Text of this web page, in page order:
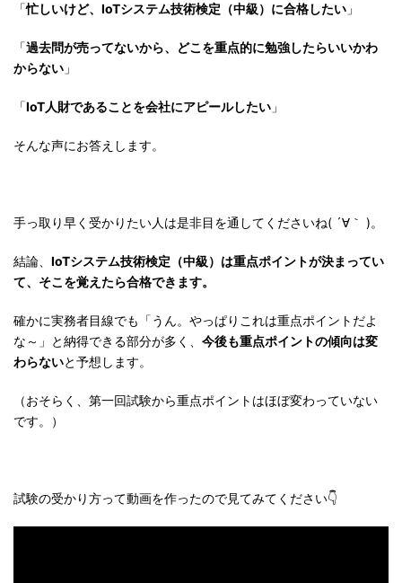
「忙しいけど、IoTシステム技術検定（中級）に合格したい 」
「過去問が売ってないから、どこを重点的に勉強したらいいかわ
からない 」
「IoT人財であることを会社にアピールしたい 」
そんな声にお答えします。
手っ取り早く受かりたい人は是非目を通してくださいね( ´∀｀ )。
結論、 IoTシステム技術検定（中級）は重点ポイントが決まってい
て、そこを覚えたら合格できます。
確かに実務者目線でも「うん。やっぱりこれは重点ポイントだよ
な～」と納得できる部分が多く、 今後も重点ポイントの傾向は変
わらないと予想します。
（おそらく、第一回試験から重点ポイントはほぼ変わっていない
です。）
試験の受かり方って動画を作ったので見てみてください👇